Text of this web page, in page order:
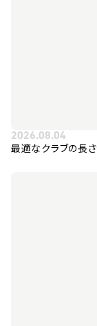
2026.08.04
最適なクラブの長